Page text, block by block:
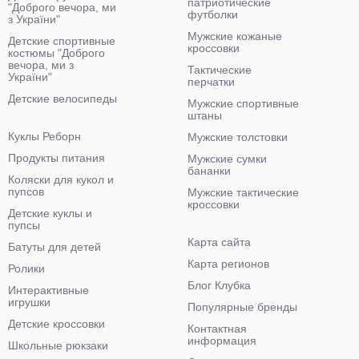
"Доброго вечора, ми
з України"
Детские спортивные
костюмы "Доброго
вечора, ми з
України"
Детские велосипеды
футболки
Мужские кожаные
кроссовки
Тактические
перчатки
Мужские спортивные
штаны
Мужские толстовки
Мужские сумки
бананки
Мужские тактические
кроссовки
Куклы Реборн
Продукты питания
Коляски для кукол и
пупсов
Детские куклы и
пупсы
Батуты для детей
Ролики
Интерактивные
игрушки
Детские кроссовки
Школьные рюкзаки
Карта сайта
Карта регионов
Блог Клубка
Популярные бренды
Контактная
информация